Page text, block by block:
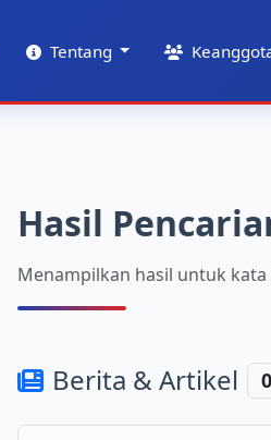
Tentang
Hasil
Menampilkan hasil untuk kata
Berita & Artikel 0